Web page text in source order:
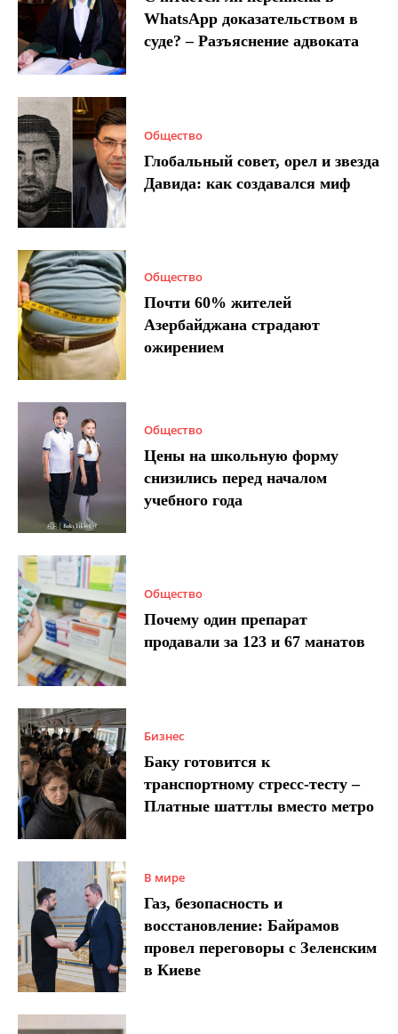
WhatsApp доказательством в
суде? – Разъяснение адвоката
Общество
Глобальный совет, орел и звезда
Давида: как создавался миф
Общество
Почти 60% жителей
Азербайджана страдают
ожирением
Общество
Цены на школьную форму
снизились перед началом
учебного года
Общество
Почему один препарат
продавали за 123 и 67 манатов
Бизнес
Баку готовится к
транспортному стресс-тесту –
Платные шаттлы вместо метро
В мире
Газ, безопасность и
восстановление: Байрамов
провел переговоры с Зеленским
в Киеве